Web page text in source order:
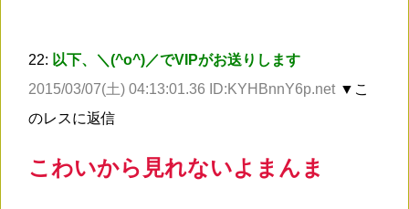
22: 以下、＼(^o^)／でVIPがお送りします
2015/03/07(土) 04:13:01.36 ID:KYHBnnY6p.net ▼こ
のレスに返信
こわいから見れないよまんま